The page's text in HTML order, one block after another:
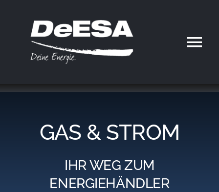
Geschäftsfelder
Partner werden
GAS & STROM
IHR WEG ZUM
ENERGIEHÄNDLER